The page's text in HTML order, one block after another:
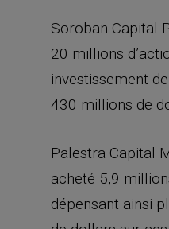
Soroban Capital
20 millions
investissement
430 millions de
Palestra Capital
acheté 5,9
dépensant ainsi